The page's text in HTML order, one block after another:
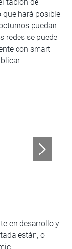
tablón de
que hará posible
puedan
redes se puede
con smart
en desarrollo y
están, o